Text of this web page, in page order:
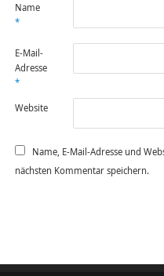
Name
*
E-Mail-
Adresse
*
Website
Name, E-Mail-Adresse und
nächsten Kommentar speichern.